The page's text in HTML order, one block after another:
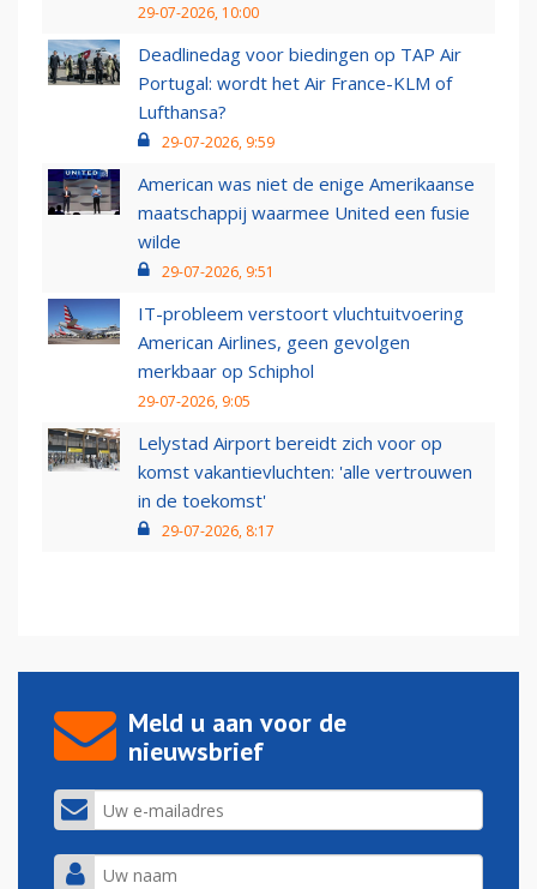
29-07-2026, 10:00
Deadlinedag voor biedingen op TAP Air
Portugal: wordt het Air France-KLM of
Lufthansa?
29-07-2026, 9:59
American was niet de enige Amerikaanse
maatschappij waarmee United een fusie
wilde
29-07-2026, 9:51
IT-probleem verstoort vluchtuitvoering
American Airlines, geen gevolgen
merkbaar op Schiphol
29-07-2026, 9:05
Lelystad Airport bereidt zich voor op
komst vakantievluchten: 'alle vertrouwen
in de toekomst'
29-07-2026, 8:17
Meld u aan voor de
nieuwsbrief